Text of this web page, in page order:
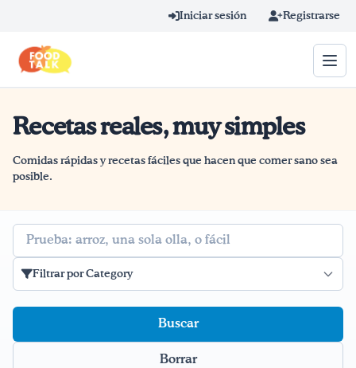
Iniciar sesión Registrarse
Término de búsqueda
Home
Blog
Recetas
Recetas reales, muy simples
Comidas rápidas y recetas fáciles que hacen que comer sano sea
posible.
Buscar
Filtrar por Category
Borrar